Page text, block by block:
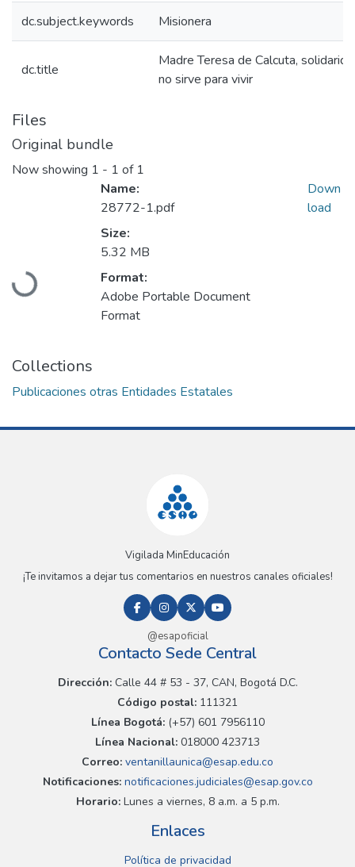
dc.subject.keywords Misionera
dc.title
Madre Teresa de Calcuta,
no sirve para vivir
Files
Original bundle
Now showing 1 - 1 of 1
Loading...
Name:
28772-1.pdf
Size:
5.32 MB
Format:
Adobe Portable Document
Format
Down
load
Collections
Publicaciones otras Entidades Estatales
Vigilada MinEducación
¡Te invitamos a dejar tus comentarios en nuestros canales oficiales!
@esapoficial
Contacto Sede Central
Dirección:Calle 44 # 53 - 37, CAN, Bogotá D.C.
Código postal: 111321
Línea Bogotá:(+57) 601 7956110
Línea Nacional: 018000 423713
Correo: ventanillaunica@esap.edu.co
Notificaciones:notificaciones.judiciales@esap.gov.co
Horario:Lunes a viernes, 8 a.m. a 5 p.m.
Enlaces
Política de privacidad